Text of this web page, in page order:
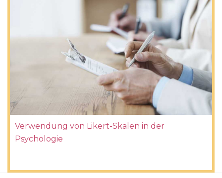
Verwendung von Likert-Skalen in der
Psychologie